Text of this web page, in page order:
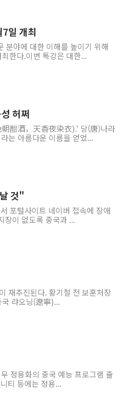
한수원 "폭염 속 전력수급 이상무"…
박형수 의원 '선관위 견제·감독 강화'
장동혁, 李 대통령에 "결혼 페널티 만
정부, 독도 조사활동 日 항의에 "수용
한중 인쇄문화와 훈민정음 특강, 주한중국문화원 6월7일 개최
분야에 대한 이해를 높이기 위해
한다.이번 특강은 대한...
허쩌
酣酒，天香夜染衣).' 당(唐)나라
는 아름다운 이름을 얻었...
것"
포털사이트 네이버 접속에 장애
장이 없도록 중국과 ...
재추진된다. 황기철 전 보훈처장
랴오닝(遼寧)...
정용화의 중국 예능 프로그램 출
티 등에는 정용...